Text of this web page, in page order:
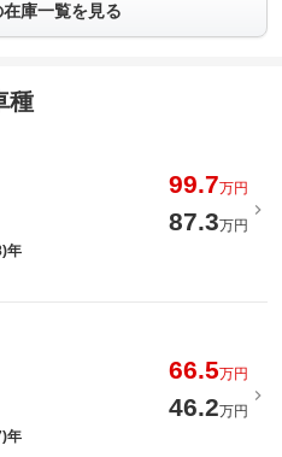
庫一覧を見る
種
99.7万円
87.3万円
年
66.5万円
46.2万円
年